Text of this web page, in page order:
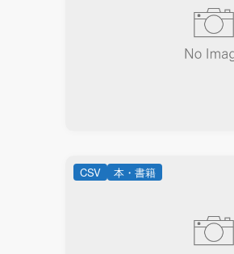
CSV 本・書籍